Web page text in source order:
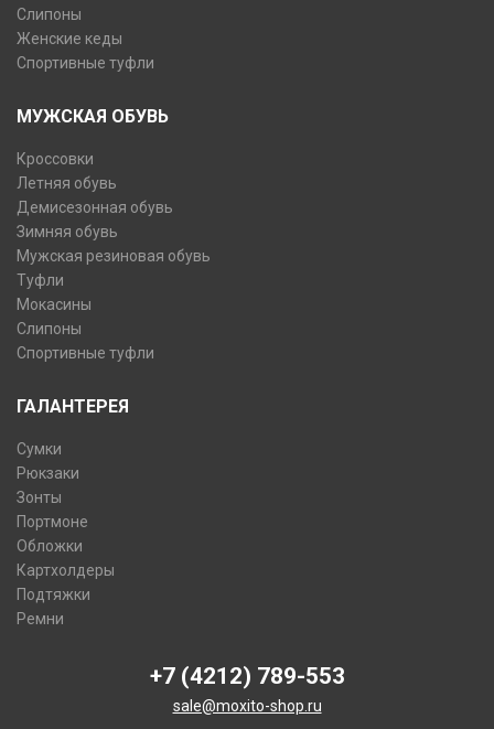
Слипоны
Женские кеды
Спортивные туфли
МУЖСКАЯ ОБУВЬ
Кроссовки
Летняя обувь
Демисезонная обувь
Зимняя обувь
Мужская резиновая обувь
Туфли
Мокасины
Слипоны
Спортивные туфли
ГАЛАНТЕРЕЯ
Сумки
Рюкзаки
Зонты
Портмоне
Обложки
Картхолдеры
Подтяжки
Ремни
+7 (4212) 789-553
sale@moxito-shop.ru